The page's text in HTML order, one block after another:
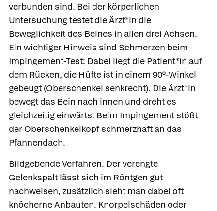
verbunden sind. Bei der körperlichen
Untersuchung testet die Ärzt*in die
Beweglichkeit des Beines in allen drei Achsen.
Ein wichtiger Hinweis sind Schmerzen beim
Impingement-Test: Dabei liegt die Patient*in auf
dem Rücken, die Hüfte ist in einem 90°-Winkel
gebeugt (Oberschenkel senkrecht). Die Ärzt*in
bewegt das Bein nach innen und dreht es
gleichzeitig einwärts. Beim Impingement stößt
der Oberschenkelkopf schmerzhaft an das
Pfannendach.
Bildgebende Verfahren. Der verengte
Gelenkspalt lässt sich im Röntgen gut
nachweisen, zusätzlich sieht man dabei oft
knöcherne Anbauten. Knorpelschäden oder